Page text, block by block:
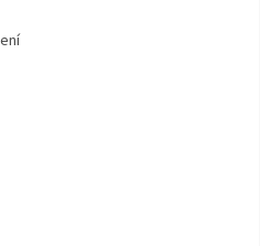
je 5 z 5 hvězdiček.